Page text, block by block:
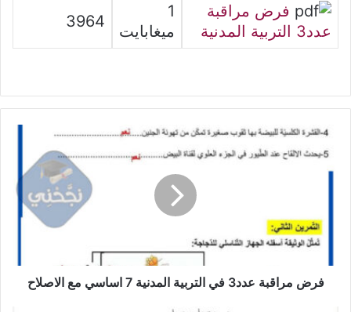
فرض مراقبة
عدد3 التربية المدنية
1
ميغابايت
3964
فرض
مراقبة
اساسي
مع
الاصلاح
فرض مراقبة عدد3 في التربية المدنية 7 اساسي مع الاصلاح